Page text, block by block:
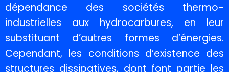
dépendance des sociétés thermo-
industrielles aux hydrocarbures, en leur
substituant d’autres formes d’énergies.
Cependant, les conditions d’existence des
structures dissipatives, dont font partie les